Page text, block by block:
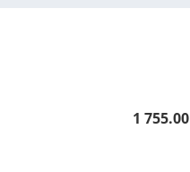
1 755.00